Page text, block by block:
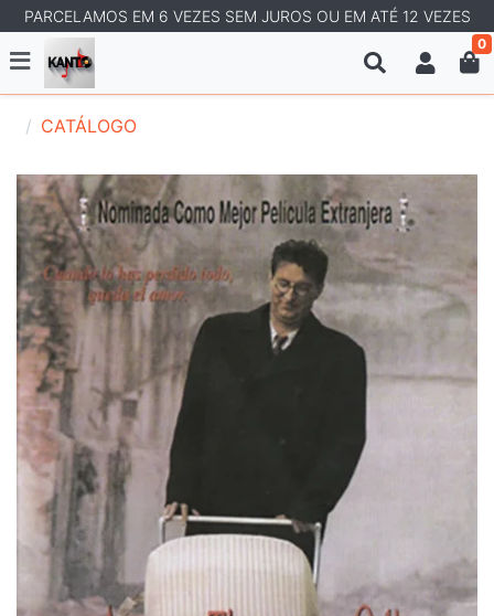
PARCELAMOS EM 6 VEZES SEM JUROS OU EM ATÉ 12 VEZES
0
CATÁLOGO